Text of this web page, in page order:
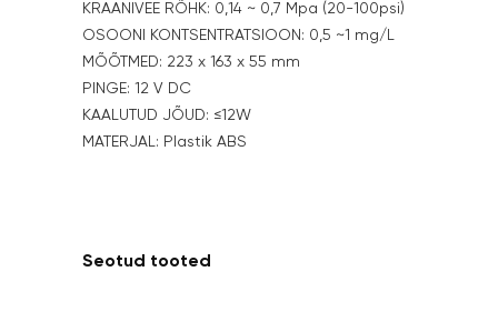
KRAANIVEE RÕHK: 0,14 ~ 0,7 Mpa (20-100psi)
OSOONI KONTSENTRATSIOON: 0,5 ~1 mg/L
MÕÕTMED: 223 x 163 x 55 mm
PINGE: 12 V DC
KAALUTUD JÕUD: ≤12W
MATERJAL: Plastik ABS
Seotud tooted